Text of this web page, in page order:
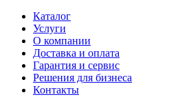
Каталог
Услуги
О компании
Доставка и оплата
Гарантия и сервис
Решения для бизнеса
Контакты